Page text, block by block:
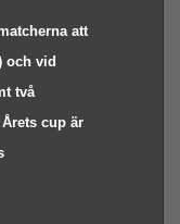
att
och vid
två
cup är